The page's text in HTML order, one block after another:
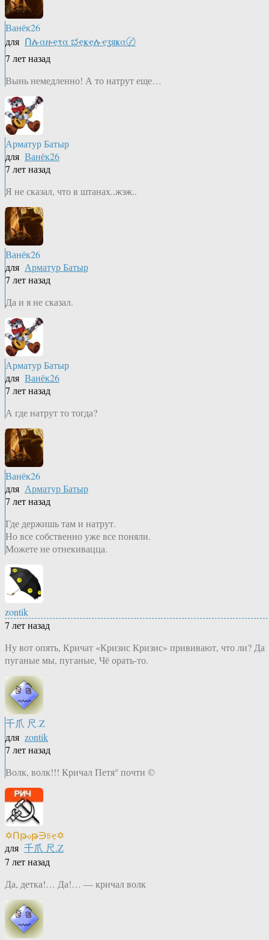
Ванёк26
для Ոሉαዙҿτα ಭҿҝҿሉҿʓяҝα〄
7 лет назад
Вынь немедленно! А то натрут еще…
Арматур Батыр
для Ванёк26
7 лет назад
Я не сказал, что в штанах..жэж..
Ванёк26
для Арматур Батыр
7 лет назад
Да и я не сказал.
Арматур Батыр
для Ванёк26
7 лет назад
А где натрут то тогда?
Ванёк26
для Арматур Батыр
7 лет назад
Где держишь там и натрут.
Но все собственно уже все поняли.
Можете не отнекивацца.
zontik
7 лет назад
Ну вот опять, Кричат «Кризис Кризис» прививают, что ли? Да
пуганые мы, пуганые, Чё орать-то.
千爪 尺.Z
для zontik
7 лет назад
Волк, волк!!! Кричал Петя° почти ©
✡Ոթℴթ∋চҿ✡
для 千爪 尺.Z
7 лет назад
Да, детка!… Да!… — кричал волк